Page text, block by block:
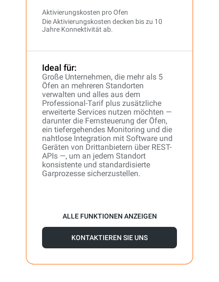
Aktivierungskosten pro Ofen
Die Aktivierungskosten decken bis zu 10
Jahre Konnektivität ab.
Ideal für:
Große Unternehmen, die mehr als 5
Öfen an mehreren Standorten
verwalten und alles aus dem
Professional-Tarif plus zusätzliche
erweiterte Services nutzen möchten —
darunter die Fernsteuerung der Öfen,
ein tiefergehendes Monitoring und die
nahtlose Integration mit Software und
Geräten von Drittanbietern über REST-
APIs —, um an jedem Standort
konsistente und standardisierte
Garprozesse sicherzustellen.
ALLE FUNKTIONEN ANZEIGEN
KONTAKTIEREN SIE UNS